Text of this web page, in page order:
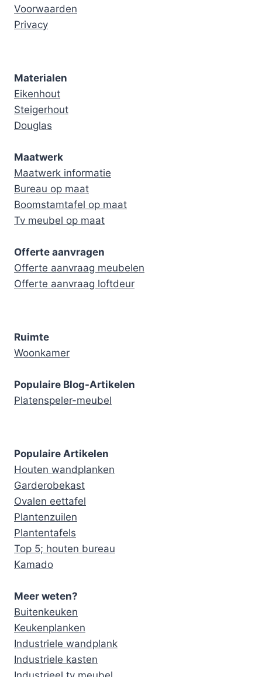
Voorwaarden
Privacy
Materialen
Eikenhout
Steigerhout
Douglas
Maatwerk
Maatwerk informatie
Bureau op maat
Boomstamtafel op maat
Tv meubel op maat
Offerte aanvragen
Offerte aanvraag meubelen
Offerte aanvraag loftdeur
Ruimte
Woonkamer
Populaire Blog-Artikelen
Platenspeler-meubel
Populaire Artikelen
Houten wandplanken
Garderobekast
Ovalen eettafel
Plantenzuilen
Plantentafels
Top 5; houten bureau
Kamado
Meer weten?
Buitenkeuken
Keukenplanken
Industriele wandplank
Industriele kasten